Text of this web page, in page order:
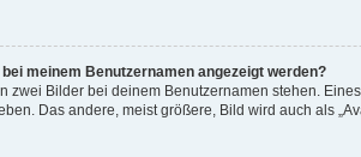
meinem Benutzernamen angezeigt werden?
zwei Bilder bei deinem Benutzernamen stehen.
Das andere, meist größere, Bild wird auch als